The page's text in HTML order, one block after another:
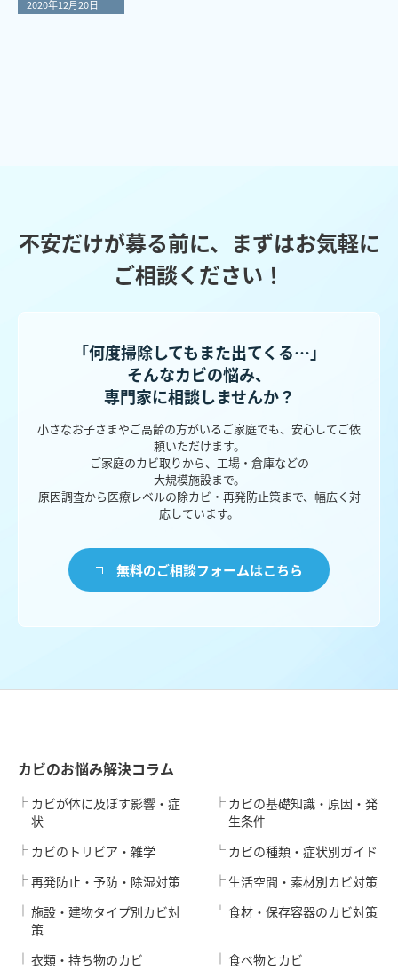
2020年12月20日
不安だけが募る前に、まずはお気軽に
ご相談ください！
「何度掃除してもまた出てくる…」
そんなカビの悩み、
専門家に相談しませんか？
小さなお子さまやご高齢の方がいるご家庭でも、安心してご依
頼いただけます。
ご家庭のカビ取りから、工場・倉庫などの
大規模施設まで。
原因調査から医療レベルの除カビ・再発防止策まで、幅広く対
応しています。
無料のご相談フォームはこちら
カビのお悩み解決コラム
カビが体に及ぼす影響・症
状
カビのトリビア・雑学
カビの基礎知識・原因・発
生条件
カビの種類・症状別ガイド
再発防止・予防・除湿対策
施設・建物タイプ別カビ対
策
生活空間・素材別カビ対策
食材・保存容器のカビ対策
衣類・持ち物のカビ
食べ物とカビ